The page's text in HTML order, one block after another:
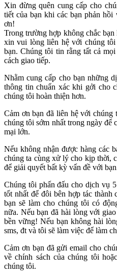
Xin đừng quên cung cấp cho
tiết của bạn khi các bạn phản hồi
ơn!
Trong trường hợp không chắc
xin vui lòng liên hệ với chúng tôi
bạn. Chúng tôi tin rằng tất cả
cách giao tiếp.
Nhằm cung cấp cho bạn những
thông tin chuẩn xác khi gởi cho
chúng tôi hoàn thiện hơn.
Cảm ơn bạn đã liên hệ với
chúng tôi sớm nhất trong ngày
mại lớn.
Nếu không nhận được hàng các
chúng ta cùng xử lý cho kịp thời,
để giải quyết bất kỳ vấn đề với
Chúng tôi phấn đấu cho dịch vụ
tốt nhất để đôi bên hợp tác thành
bạn sẽ làm cho chúng tôi có
nữa. Nếu bạn đã hài lòng với
bền vững! Nếu bạn không hài
sms, đt và tôi sẽ làm việc để làm
Cảm ơn bạn đã gửi email cho
về chính sách của chúng tôi
chúng tôi.